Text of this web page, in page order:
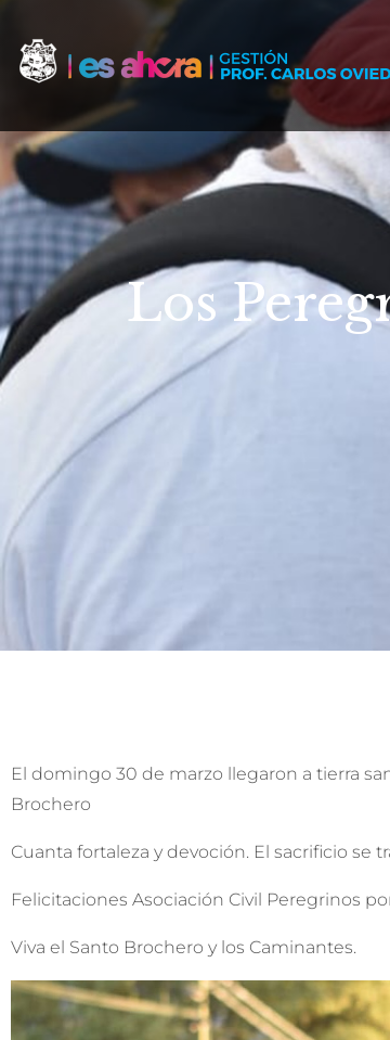
Los
El domingo 30 de marzo llegaron a tierra
Brochero
Cuanta fortaleza y devoción. El sacrificio se
Felicitaciones Asociación Civil Peregrinos
Viva el Santo Brochero y los Caminantes.